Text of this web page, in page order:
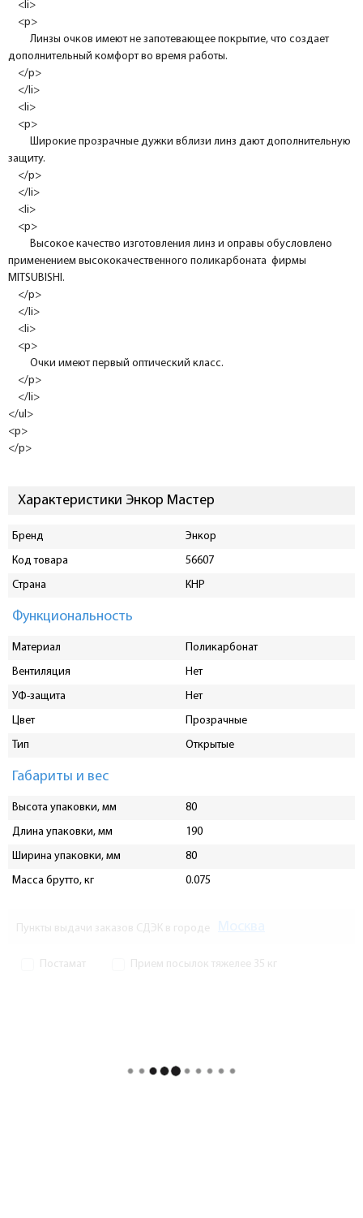
<li>
<p>
Линзы очков имеют не запотевающее покрытие, что создает
дополнительный комфорт во время работы.
</p>
</li>
<li>
<p>
Широкие прозрачные дужки вблизи линз дают дополнительную
защиту.
</p>
</li>
<li>
<p>
Высокое качество изготовления линз и оправы обусловлено
применением высококачественного поликарбоната фирмы
MITSUBISHI.
</p>
</li>
<li>
<p>
Очки имеют первый оптический класс.
</p>
</li>
</ul>
<p>
</p>
Характеристики Энкор Мастер
Бренд
Энкор
Код товара
56607
Страна
КНР
Функциональность
Материал
Поликарбонат
Вентиляция
Нет
УФ-защита
Нет
Цвет
Прозрачные
Тип
Открытые
Габариты и вес
Высота упаковки, мм
80
Длина упаковки, мм
190
Ширина упаковки, мм
80
Масса брутто, кг
0.075
Пункты выдачи заказов СДЭК в городе
Постамат Прием посылок тяжелее 35 кг